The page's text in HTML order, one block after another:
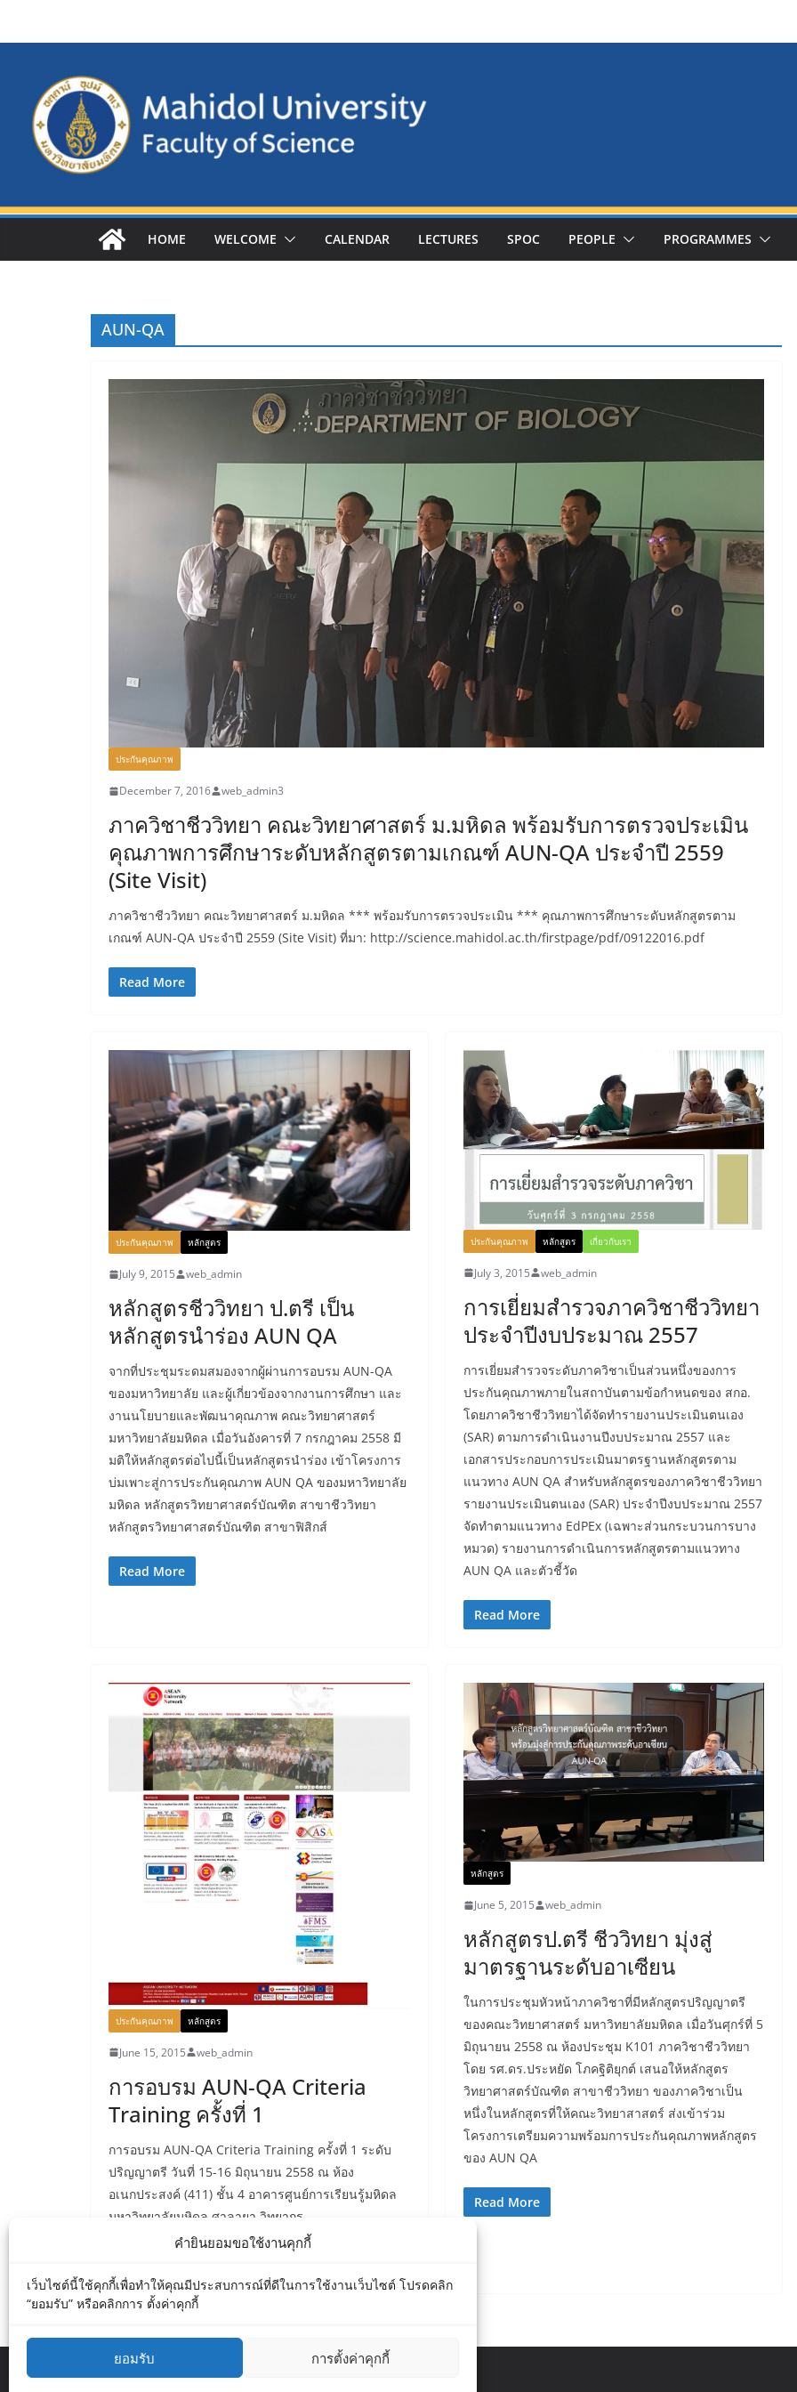
คำยินยอมขอใช้งานคุกกี้
เว็บไซต์นี้ใช้คุกกี้เพื่อทำให้คุณมีประสบการณ์ที่ดีในการใช้งานเว็บไซต์ โปรดคลิก
“ยอมรับ” หรือคลิกการ ตั้งค่าคุกกี้
ยอมรับ การตั้งค่าคุกกี้
HOME WELCOME CALENDAR LECTURES SPOC PEOPLE PROGRAMMES
AUN-QA
ประกันคุณภาพ
December 7, 2016 web_admin3
ภาควิชาชีววิทยา คณะวิทยาศาสตร์ ม.มหิดล พร้อมรับการตรวจประเมิน
คุณภาพการศึกษาระดับหลักสูตรตามเกณฑ์ AUN-QA ประจำปี 2559
(Site Visit)
ภาควิชาชีววิทยา คณะวิทยาศาสตร์ ม.มหิดล *** พร้อมรับการตรวจประเมิน *** คุณภาพการศึกษาระดับหลักสูตรตาม
เกณฑ์ AUN-QA ประจำปี 2559 (Site Visit) ที่มา: http://science.mahidol.ac.th/firstpage/pdf/09122016.pdf
Read More
ประกันคุณภาพ หลักสูตร
July 9, 2015 web_admin
หลักสูตรชีววิทยา ป.ตรี เป็น
หลักสูตรนำร่อง AUN QA
จากที่ประชุมระดมสมองจากผู้ผ่านการอบรม AUN-QA
ของมหาวิทยาลัย และผู้เกี่ยวข้องจากงานการศึกษา และ
งานนโยบายและพัฒนาคุณภาพ คณะวิทยาศาสตร์
มหาวิทยาลัยมหิดล เมื่อวันอังคารที่ 7 กรกฎาคม 2558 มี
มติให้หลักสูตรต่อไปนี้เป็นหลักสูตรนำร่อง เข้าโครงการ
บ่มเพาะสู่การประกันคุณภาพ AUN QA ของมหาวิทยาลัย
มหิดล หลักสูตรวิทยาศาสตร์บัณฑิต สาขาชีววิทยา
หลักสูตรวิทยาศาสตร์บัณฑิต สาขาฟิสิกส์
Read More
ประกันคุณภาพ หลักสูตร เกี่ยวกับเรา
July 3, 2015 web_admin
การเยี่ยมสำรวจภาควิชาชีววิทยา
ประจำปีงบประมาณ 2557
การเยี่ยมสำรวจระดับภาควิชาเป็นส่วนหนึ่งของการ
ประกันคุณภาพภายในสถาบันตามข้อกำหนดของ สกอ.
โดยภาควิชาชีววิทยาได้จัดทำรายงานประเมินตนเอง
(SAR) ตามการดำเนินงานปีงบประมาณ 2557 และ
เอกสารประกอบการประเมินมาตรฐานหลักสูตรตาม
แนวทาง AUN QA สำหรับหลักสูตรของภาควิชาชีววิทยา
รายงานประเมินตนเอง (SAR) ประจำปีงบประมาณ 2557
จัดทำตามแนวทาง EdPEx (เฉพาะส่วนกระบวนการบาง
หมวด) รายงานการดำเนินการหลักสูตรตามแนวทาง
AUN QA และตัวชี้วัด
Read More
ประกันคุณภาพ หลักสูตร
June 15, 2015 web_admin
การอบรม AUN-QA Criteria
Training ครั้งที่ 1
การอบรม AUN-QA Criteria Training ครั้งที่ 1 ระดับ
ปริญญาตรี วันที่ 15-16 มิถุนายน 2558 ณ ห้อง
อเนกประสงค์ (411) ชั้น 4 อาคารศูนย์การเรียนรู้มหิดล
มหาวิทยาลัยมหิดล ศาลายา วิทยากร
หลักสูตร
June 5, 2015 web_admin
หลักสูตรป.ตรี ชีววิทยา มุ่งสู่
มาตรฐานระดับอาเซียน
ในการประชุมหัวหน้าภาควิชาที่มีหลักสูตรปริญญาตรี
ของคณะวิทยาศาสตร์ มหาวิทยาลัยมหิดล เมื่อวันศุกร์ที่ 5
มิถุนายน 2558 ณ ห้องประชุม K101 ภาควิชาชีววิทยา
โดย รศ.ดร.ประหยัด โภคฐิติยุกต์ เสนอให้หลักสูตร
วิทยาศาสตร์บัณฑิต สาขาชีววิทยา ของภาควิชาเป็น
หนึ่งในหลักสูตรที่ให้คณะวิทยาสาสตร์ ส่งเข้าร่วม
โครงการเตรียมความพร้อมการประกันคุณภาพหลักสูตร
ของ AUN QA
Read More
Copyright © 2026Department of Biology MU